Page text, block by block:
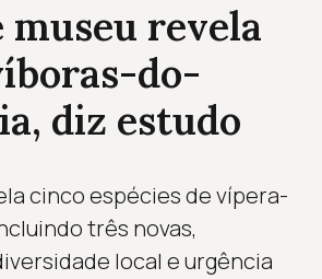
museu revela
do-
diz estudo
cinco espécies de vípera-
três novas,
local e urgência